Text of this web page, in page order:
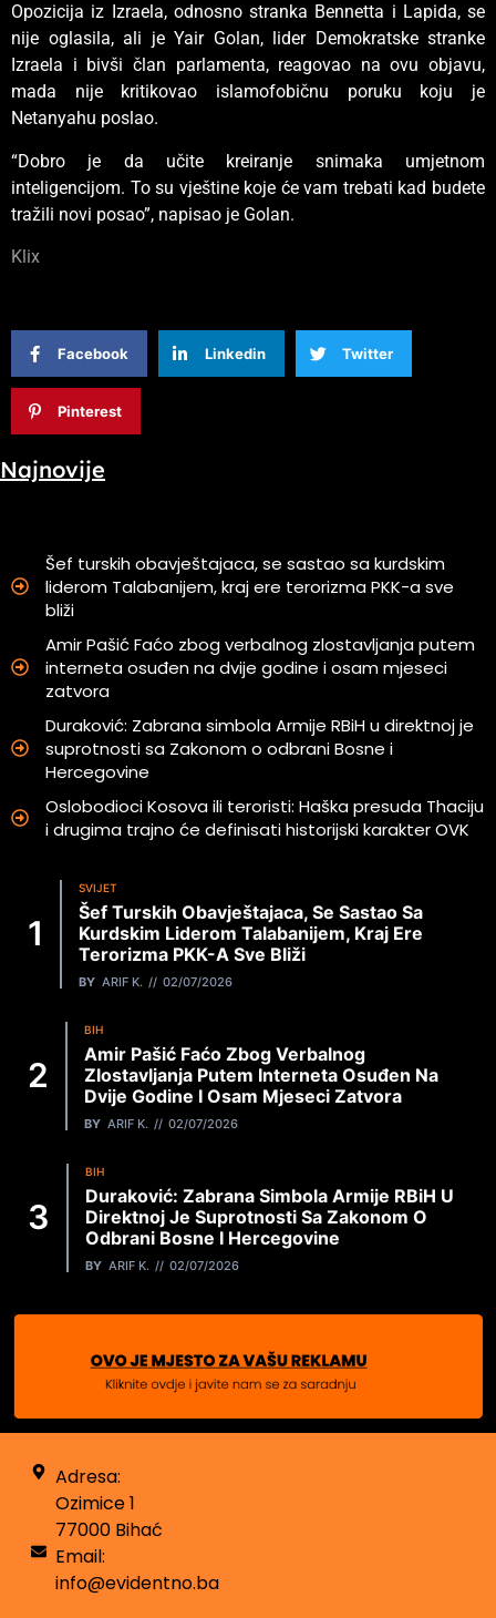
Opozicija iz Izraela, odnosno stranka Bennetta i Lapida, se
nije oglasila, ali je Yair Golan, lider Demokratske stranke
Izraela i bivši član parlamenta, reagovao na ovu objavu,
mada nije kritikovao islamofobičnu poruku koju je
Netanyahu poslao.
“Dobro je da učite kreiranje snimaka umjetnom
inteligencijom. To su vještine koje će vam trebati kad budete
tražili novi posao”, napisao je Golan.
Klix
Facebook Linkedin Twitter
Pinterest
Najnovije
Šef turskih obavještajaca, se sastao sa kurdskim
liderom Talabanijem, kraj ere terorizma PKK-a sve
bliži
Amir Pašić Faćo zbog verbalnog zlostavljanja putem
interneta osuđen na dvije godine i osam mjeseci
zatvora
Duraković: Zabrana simbola Armije RBiH u direktnoj je
suprotnosti sa Zakonom o odbrani Bosne i
Hercegovine
Oslobodioci Kosova ili teroristi: Haška presuda Thaciju
i drugima trajno će definisati historijski karakter OVK
SVIJET
Šef Turskih Obavještajaca, Se Sastao Sa
Kurdskim Liderom Talabanijem, Kraj Ere
Terorizma PKK-A Sve Bliži
BY ARIF K. 02/07/2026
BIH
Amir Pašić Faćo Zbog Verbalnog
Zlostavljanja Putem Interneta Osuđen Na
Dvije Godine I Osam Mjeseci Zatvora
BY ARIF K. 02/07/2026
BIH
Duraković: Zabrana Simbola Armije RBiH U
Direktnoj Je Suprotnosti Sa Zakonom O
Odbrani Bosne I Hercegovine
BY ARIF K. 02/07/2026
Adresa:
Ozimice 1
77000 Bihać
Email:
info@evidentno.ba